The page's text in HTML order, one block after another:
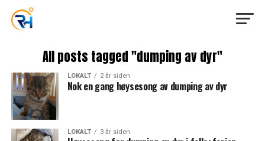
All posts tagged "dumping av dyr"
LOKALT 2 år siden
Nok en gang høysesong av dumping av dyr
LOKALT 3 år siden